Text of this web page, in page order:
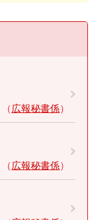
広報秘書係
広報秘書係